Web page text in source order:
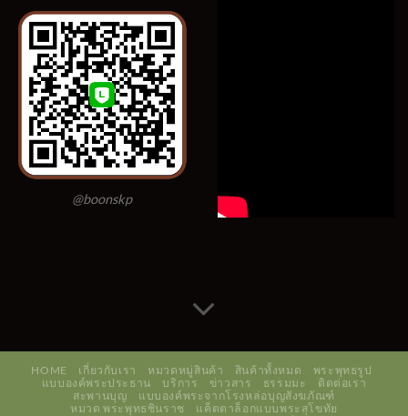
@boonskp
HOME เกี่ยวกับเรา หมวดหมู่สินค้า สินค้าทั้งหมด
พระพุทธรูป
แบบองค์พระประธาน
บริการ ข่าวสาร ธรรมมะ
ติดต่อเรา
สะพานบุญ
แบบองค์พระจากโรงหล่อบุญสังฆภัณฑ์
หมวด พระพุทธชินราช
แค็ตตาล็อกแบบพระสุโขทัย